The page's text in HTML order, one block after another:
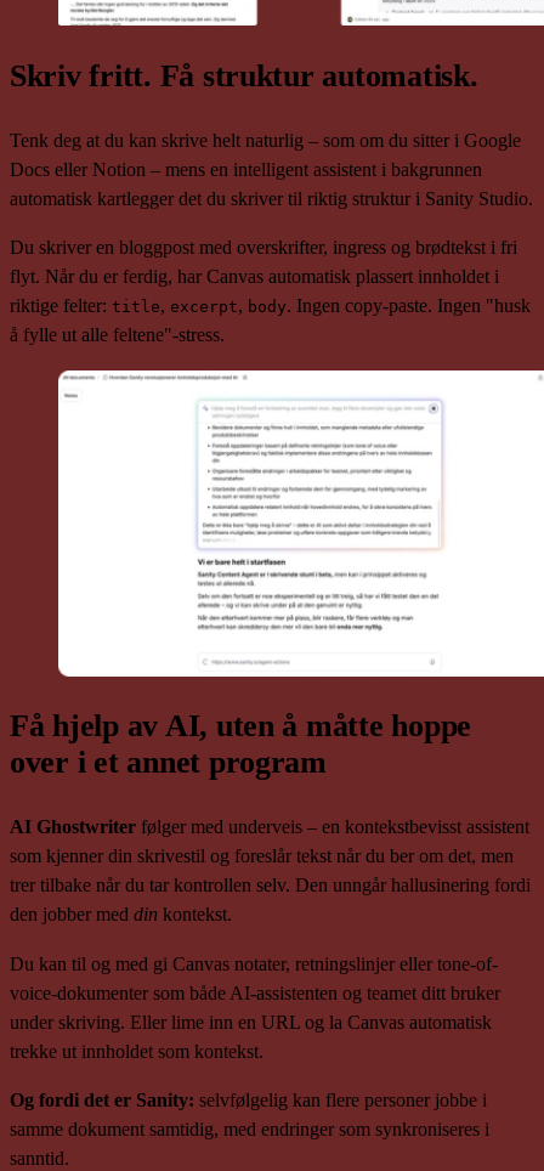
Skriv fritt. Få struktur automatisk.
Tenk deg at du kan skrive helt naturlig – som om du sitter i Google
Docs eller Notion – mens en intelligent assistent i bakgrunnen
automatisk kartlegger det du skriver til riktig struktur i Sanity Studio.
Du skriver en bloggpost med overskrifter, ingress og brødtekst i fri
flyt. Når du er ferdig, har Canvas automatisk plassert innholdet i
riktige felter: title, excerpt, body. Ingen copy-paste. Ingen "husk
å fylle ut alle feltene"-stress.
Få hjelp av AI, uten å måtte hoppe
over i et annet program
AI Ghostwriter følger med underveis – en kontekstbevisst assistent
som kjenner din skrivestil og foreslår tekst når du ber om det, men
trer tilbake når du tar kontrollen selv. Den unngår hallusinering fordi
den jobber med din kontekst.
Du kan til og med gi Canvas notater, retningslinjer eller tone-of-
voice-dokumenter som både AI-assistenten og teamet ditt bruker
under skriving. Eller lime inn en URL og la Canvas automatisk
trekke ut innholdet som kontekst.
Og fordi det er Sanity: selvfølgelig kan flere personer jobbe i
samme dokument samtidig, med endringer som synkroniseres i
sanntid.